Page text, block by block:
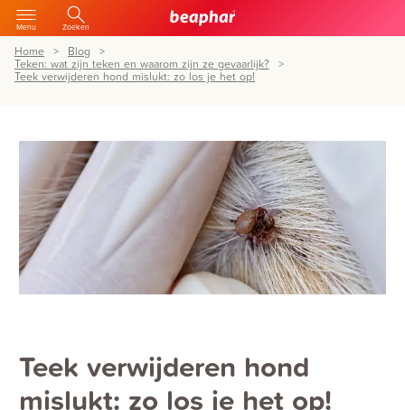
Menu Zoeken
Home
Blog
Teken: wat zijn teken en waarom zijn ze gevaarlijk?
Teek verwijderen hond mislukt: zo los je het op!
Teek verwijderen hond
mislukt: zo los je het op!